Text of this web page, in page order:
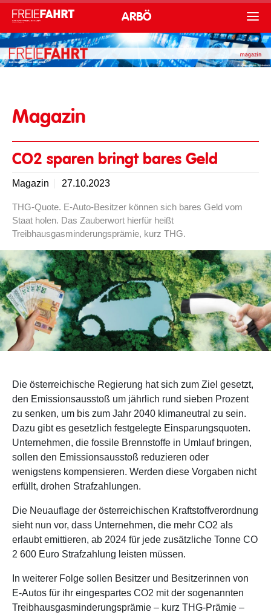
ARBÖ
Magazin
CO2 sparen bringt bares Geld
Magazin 27.10.2023
THG-Quote. E-Auto-Besitzer können sich bares Geld vom
Staat holen. Das Zauberwort hierfür heißt
Treibhausgasminderungsprämie, kurz THG.
Die österreichische Regierung hat sich zum Ziel gesetzt,
den Emissionsausstoß um jährlich rund sieben Prozent
zu senken, um bis zum Jahr 2040 klimaneutral zu sein.
Dazu gibt es gesetzlich festgelegte Einsparungsquoten.
Unternehmen, die fossile Brennstoffe in Umlauf bringen,
sollen den Emissionsausstoß reduzieren oder
wenigstens kompensieren. Werden diese Vorgaben nicht
erfüllt, drohen Strafzahlungen.
Die Neuauflage der österreichischen Kraftstoffverordnung
sieht nun vor, dass Unternehmen, die mehr CO2 als
erlaubt emittieren, ab 2024 für jede zusätzliche Tonne CO
2 600 Euro Strafzahlung leisten müssen.
In weiterer Folge sollen Besitzer und Besitzerinnen von
E-Autos für ihr eingespartes CO2 mit der sogenannten
Treibhausgasminderungsprämie – kurz THG-Prämie –